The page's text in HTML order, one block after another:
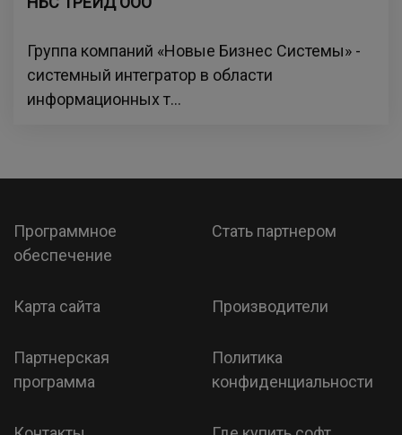
Группа компаний «Новые Бизнес Системы» -
системный интегратор в области
информационных т...
Программное
обеспечение
Стать партнером
Карта сайта Производители
Партнерская
программа
Политика
конфиденциальности